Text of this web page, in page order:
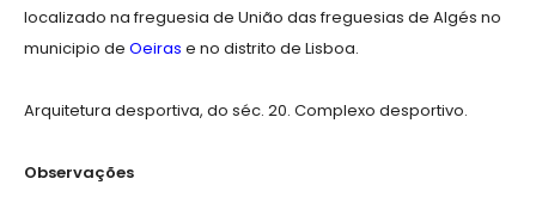
localizado na freguesia de União das freguesias de Algés no
municipio de Oeiras e no distrito de Lisboa.
Arquitetura desportiva, do séc. 20. Complexo desportivo.
Observações